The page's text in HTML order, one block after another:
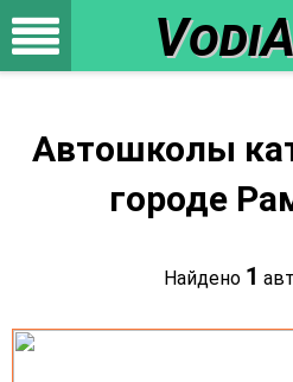
Автошколы
городе
Найдено 1